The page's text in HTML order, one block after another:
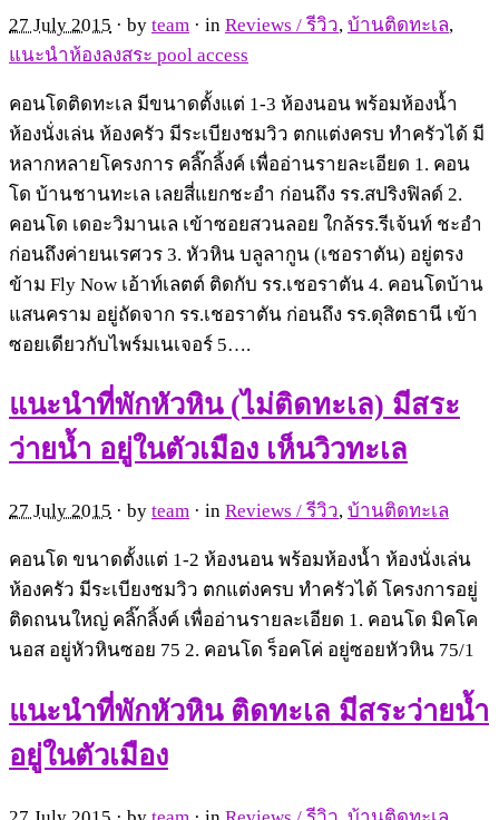
27 July 2015 · by team · in Reviews / รีวิว, บ้านติดทะเล,
แนะนำห้องลงสระ pool access
คอนโดติดทะเล มีขนาดตั้งแต่ 1-3 ห้องนอน พร้อมห้องน้ำ
ห้องนั่งเล่น ห้องครัว มีระเบียงชมวิว ตกแต่งครบ ทำครัวได้ มี
หลากหลายโครงการ คลิ๊กลิ้งค์ เพื่ออ่านรายละเอียด 1. คอน
โด บ้านชานทะเล เลยสี่แยกชะอำ ก่อนถึง รร.สปริงฟิลด์ 2.
คอนโด เดอะวิมานเล เข้าซอยสวนลอย ใกล้รร.รีเจ้นท์ ชะอำ
ก่อนถึงค่ายนเรศวร 3. หัวหิน บลูลากูน (เชอราตัน) อยู่ตรง
ข้าม Fly Now เอ้าท์เลตต์ ติดกับ รร.เชอราตัน 4. คอนโดบ้าน
แสนคราม อยู่ถัดจาก รร.เชอราตัน ก่อนถึง รร.ดุสิตธานี เข้า
ซอยเดียวกับไพร์มเนเจอร์ 5….
แนะนำที่พักหัวหิน (ไม่ติดทะเล) มีสระ
ว่ายน้ำ อยู่ในตัวเมือง เห็นวิวทะเล
27 July 2015 · by team · in Reviews / รีวิว, บ้านติดทะเล
คอนโด ขนาดตั้งแต่ 1-2 ห้องนอน พร้อมห้องน้ำ ห้องนั่งเล่น
ห้องครัว มีระเบียงชมวิว ตกแต่งครบ ทำครัวได้ โครงการอยู่
ติดถนนใหญ่ คลิ๊กลิ้งค์ เพื่ออ่านรายละเอียด 1. คอนโด มิคโค
นอส อยู่หัวหินซอย 75 2. คอนโด ร็อคโค่ อยู่ซอยหัวหิน 75/1
แนะนำที่พักหัวหิน ติดทะเล มีสระว่ายน้ำ
อยู่ในตัวเมือง